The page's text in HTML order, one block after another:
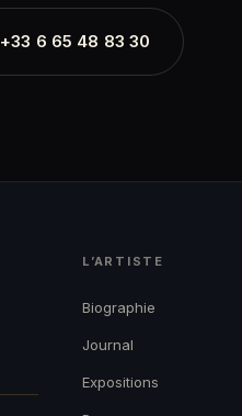
+33 6 65 48 83 30
L’ARTISTE
Biographie
Journal
Expositions